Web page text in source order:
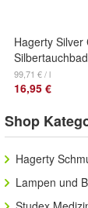
Hagerty Silver
Silbertauchbad
Silber reinigen
Tauchkorb
99,71 € / l
16,95 €
Shop
Hagerty
Lampen und